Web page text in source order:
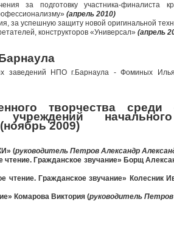
за подготовку участника-финалиста
(апрель 2010)
за успешную защиту новой оригинальной
конструкторов «Универсал»(апрель
заведений НПО г.Барнаула - Фоминых
творчества
учреждений
2009)
(руководитель Петров Александр
чтение. Гражданское звучание» Борщ
чтение. Гражданское звучание» Колесник
Комарова Виктория (руководитель Петров